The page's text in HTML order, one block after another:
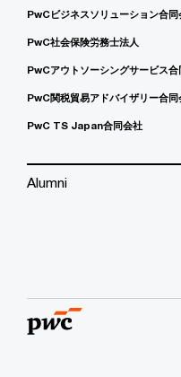
PwCビジネスソリューション合同
PwC社会保険労務士法人
PwCアウトソーシングサービス合
PwC関税貿易アドバイザリー合同
PwC TS Japan合同会社
Alumni